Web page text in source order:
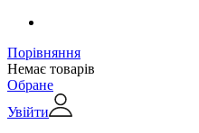
Порівняння
Немає товарів
Обране
Увійти